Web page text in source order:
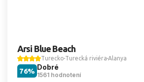
Arsi Blue Beach
Turecko Turecká riviéra Alanya
Dobré
1561 hodnotení
76%